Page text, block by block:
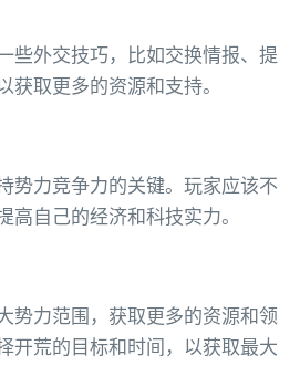
些外交技巧，比如交换情报、提
获取更多的资源和支持。
势力竞争力的关键。玩家应该不
高自己的经济和科技实力。
势力范围，获取更多的资源和领
开荒的目标和时间，以获取最大